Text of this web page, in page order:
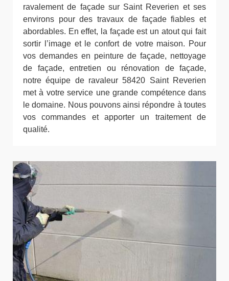
ravalement de façade sur Saint Reverien et ses
environs pour des travaux de façade fiables et
abordables. En effet, la façade est un atout qui fait
sortir l’image et le confort de votre maison. Pour
vos demandes en peinture de façade, nettoyage
de façade, entretien ou rénovation de façade,
notre équipe de ravaleur 58420 Saint Reverien
met à votre service une grande compétence dans
le domaine. Nous pouvons ainsi répondre à toutes
vos commandes et apporter un traitement de
qualité.